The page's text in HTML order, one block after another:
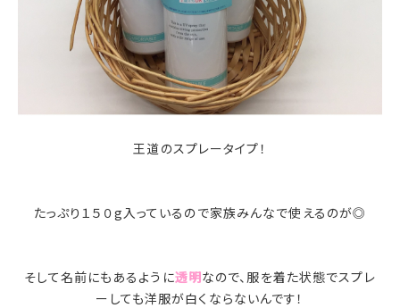
王道のスプレータイプ！
たっぷり１５０g入っているので家族みんなで使えるのが◎
そして名前にもあるように透明なので、服を着た状態でスプレ
ーしても洋服が白くならないんです！